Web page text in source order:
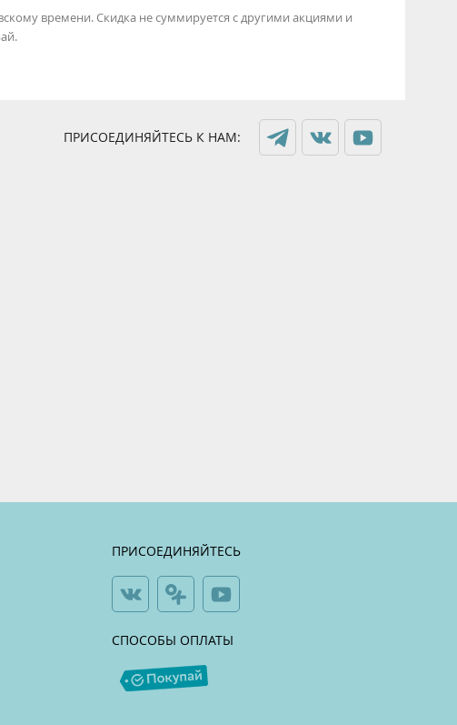
времени. Скидка не суммируется с другими акциями и
ПРИСОЕДИНЯЙТЕСЬ К НАМ:
ПРИСОЕДИНЯЙТЕСЬ
СПОСОБЫ ОПЛАТЫ